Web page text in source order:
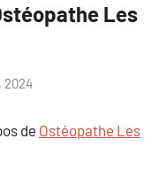
Les
2024
de Ostéopathe Les